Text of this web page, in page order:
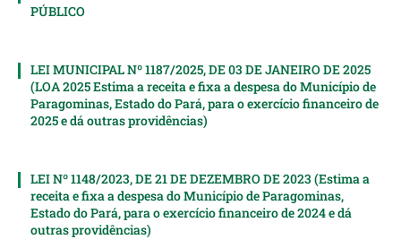
PÚBLICO
LEI MUNICIPAL Nº 1187/2025, DE 03 DE JANEIRO DE 2025
(LOA 2025 Estima a receita e fixa a despesa do Município de
Paragominas, Estado do Pará, para o exercício financeiro de
2025 e dá outras providências)
LEI Nº 1148/2023, DE 21 DE DEZEMBRO DE 2023 (Estima a
receita e fixa a despesa do Município de Paragominas,
Estado do Pará, para o exercício financeiro de 2024 e dá
outras providências)